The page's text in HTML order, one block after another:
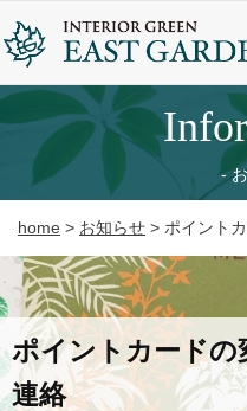
home > お知らせ > ポイント
ポイントカードの
連絡